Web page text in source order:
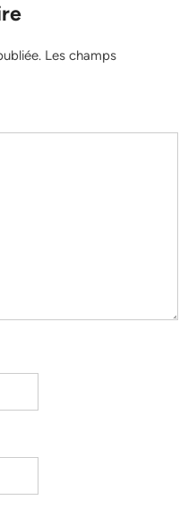
Les champs